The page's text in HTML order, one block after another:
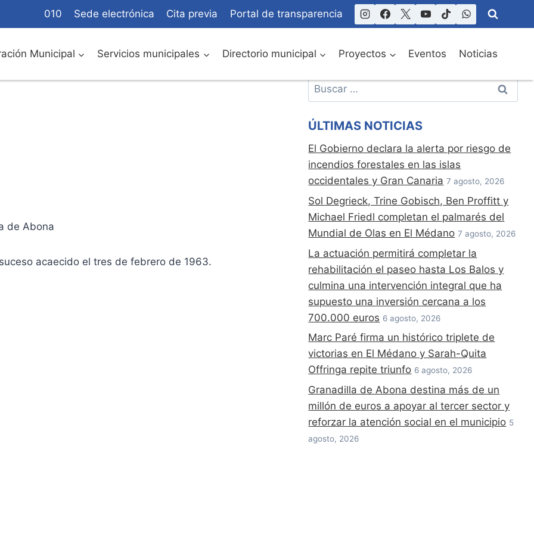
010 Sede electrónica Cita previa Portal de transparencia
Municipal Servicios municipales Directorio municipal Proyectos Eventos Noticias
de Abona
acaecido el tres de febrero de 1963.
Buscar:
ÚLTIMAS NOTICIAS
El Gobierno declara la alerta por riesgo de
incendios forestales en las islas
occidentales y Gran Canaria 7 agosto, 2026
Sol Degrieck, Trine Gobisch, Ben Proffitt y
Michael Friedl completan el palmarés del
Mundial de Olas en El Médano 7 agosto, 2026
La actuación permitirá completar la
rehabilitación el paseo hasta Los Balos y
culmina una intervención integral que ha
supuesto una inversión cercana a los
700.000 euros 6 agosto, 2026
Marc Paré firma un histórico triplete de
victorias en El Médano y Sarah-Quita
Offringa repite triunfo 6 agosto, 2026
Granadilla de Abona destina más de un
millón de euros a apoyar al tercer sector y
reforzar la atención social en el municipio 5
agosto, 2026